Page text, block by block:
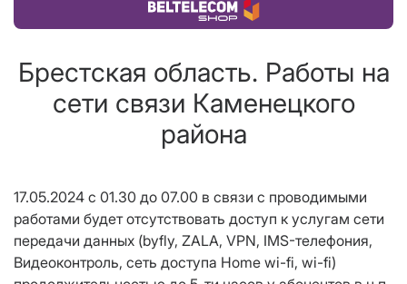
Купить товар
Брестская область. Работы на
сети связи Каменецкого
района
17.05.2024 с 01.30 до 07.00 в связи с проводимыми
работами будет отсутствовать доступ к услугам сети
передачи данных (byfly, ZALA, VPN, IMS-телефония,
Видеоконтроль, сеть доступа Home wi-fi, wi-fi)